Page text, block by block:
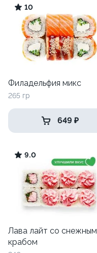
10
Филадельфия микс
265 гр
649 ₽
9.0
Лава лайт со снежным
крабом